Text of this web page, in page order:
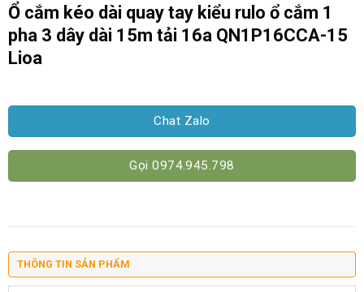
Ổ cắm kéo dài quay tay kiểu rulo ổ cắm 1
pha 3 dây dài 15m tải 16a QN1P16CCA-15
Lioa
Chat Zalo
Gọi 0974.945.798
THÔNG TIN SẢN PHẨM